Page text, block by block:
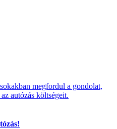
megfordul a gondolat,
autózás költségeit.